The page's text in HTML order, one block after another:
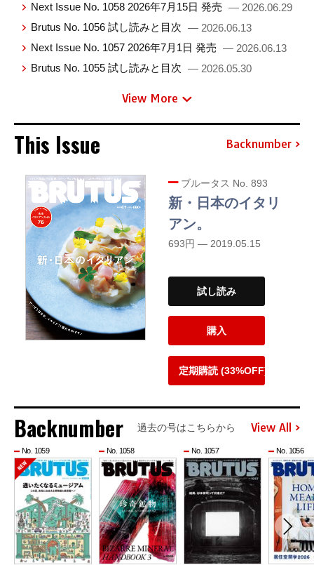
Next Issue No. 1058 2026年7月15日 発売 — 2026.06.29
Brutus No. 1056 試し読みと目次 — 2026.06.13
Next Issue No. 1057 2026年7月1日 発売 — 2026.06.13
Brutus No. 1055 試し読みと目次 — 2026.05.30
View More
This Issue Backnumber
ブルータス No. 893
新・日本のイタリ
アン。
693円 — 2019.05.15
試し読み
購入
定期購読 (33%OFF)
Backnumber 過去の号はこちらから View All
No. 1059 No. 1058 No. 1057 No. 1056